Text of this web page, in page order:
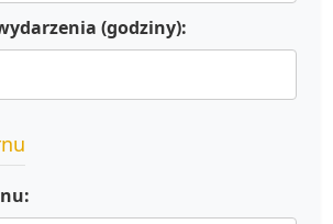
(godziny):